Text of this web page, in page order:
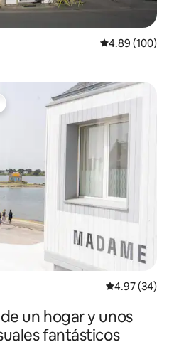
Calificación
4.89 (100)
Calificación
4.97 (34)
un hogar y unos
fantásticos